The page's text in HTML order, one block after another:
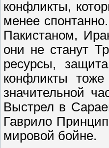
конфликты,
менее
Пакистаном,
они не станут
ресурсы,
конфликты
значительной
Выстрел в
Гаврило
мировой бойне.